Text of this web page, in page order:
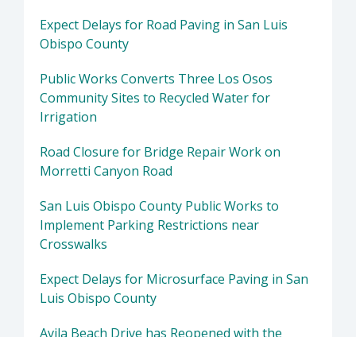
Expect Delays for Road Paving in San Luis
Obispo County
Public Works Converts Three Los Osos
Community Sites to Recycled Water for
Irrigation
Road Closure for Bridge Repair Work on
Morretti Canyon Road
San Luis Obispo County Public Works to
Implement Parking Restrictions near
Crosswalks
Expect Delays for Microsurface Paving in San
Luis Obispo County
Avila Beach Drive has Reopened with the